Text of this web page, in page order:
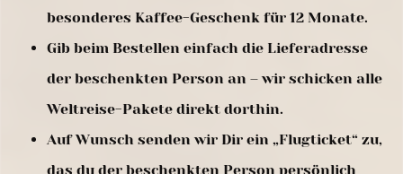
besonderes Kaffee-Geschenk für 12 Monate.
Gib beim Bestellen einfach die Lieferadresse
der beschenkten Person an – wir schicken alle
Weltreise-Pakete direkt dorthin.
Auf Wunsch senden wir Dir ein „Flugticket“ zu,
das du der beschenkten Person persönlich